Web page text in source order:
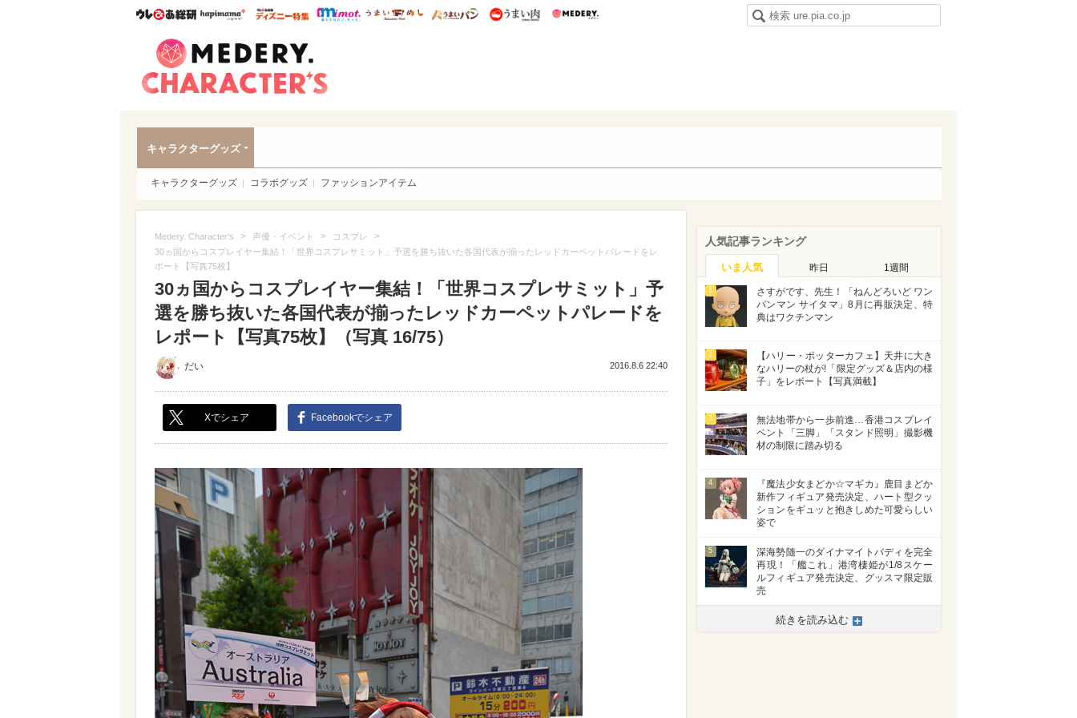
ウレぴあ総研ハピママ* ウレぴあ総研 ディズニー特集
mimot. うまいめし うまいパン うまい肉
キャラクターグッズ
キャラクターグッズ コラボグッズ ファッションアイテム
Medery. Character's > 声優・イベント > コスプレ >
30ヵ国からコスプレイヤー集結！「世界コスプレサミット」予選を勝ち抜いた各国代表が揃ったレッドカーペットパレードをレ
ポート【写真75枚】
30ヵ国からコスプレイヤー集結！「世界コスプレサミット」予
選を勝ち抜いた各国代表が揃ったレッドカーペットパレードを
レポート【写真75枚】（写真 16/75）
だい 2016.8.6 22:40
Xでシェア Facebookでシェア
人気記事ランキング
いま人気 昨日 1週間
1
さすがです、先生！「ねんどろいど ワン
パンマン サイタマ」8月に再販決定、特
典はワクチンマン
2
【ハリー・ポッターカフェ】天井に大き
なハリーの杖が!「限定グッズ＆店内の様
子」をレポート【写真満載】
3
無法地帯から一歩前進…香港コスプレイ
ベント「三脚」「スタンド照明」撮影機
材の制限に踏み切る
4
『魔法少女まどか☆マギカ』鹿目まどか
新作フィギュア発売決定、ハート型クッ
ションをギュッと抱きしめた可愛らしい
姿で
5
深海勢随一のダイナマイトバディを完全
再現！「艦これ」港湾棲姫が1/8スケー
ルフィギュア発売決定、グッスマ限定販
売
続きを読み込む